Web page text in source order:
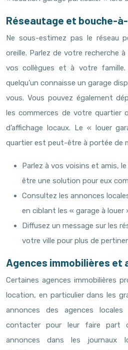
Réseautage et bouche-
Ne sous-estimez pas le réseau
oreille. Parlez de votre recherche
vos collègues et à votre
quelqu’un connaisse un garage
vous. Vous pouvez également
les commerces de votre quartier
d’affichage locaux. Le « louer
quartier est peut-être à portée de
Parlez à vos voisins et amis,
être une solution pour eux
Consultez les annonces
en ciblant les « garage à louer
Diffusez un message sur les
votre ville pour plus de
Agences immobilières et
Certaines agences immobilières
location, en particulier dans les
annonces des agences
contacter pour leur faire part
annonces dans les journaux